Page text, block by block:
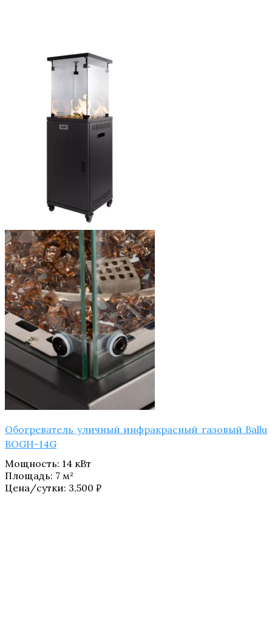
Обогреватель уличный инфракрасный газовый Ballu
BOGH-14G
Мощность: 14 кВт
Площадь: 7 м²
Цена/сутки: 3,500 ₽